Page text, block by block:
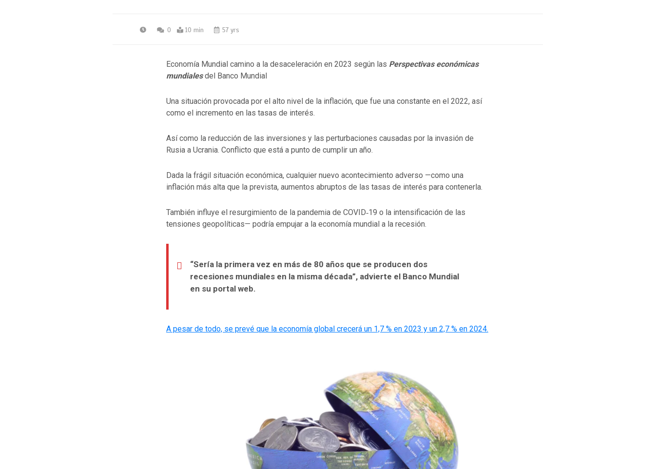
0 10 min 57 yrs
Economía Mundial camino a la desaceleración en 2023 según las Perspectivas económicas
mundialesdel Banco Mundial
Una situación provocada por el alto nivel de la inflación, que fue una constante en el 2022, así
como el incremento en las tasas de interés.
Así como la reducción de las inversiones y las perturbaciones causadas por la invasión de
Rusia a Ucrania. Conflicto que está a punto de cumplir un año.
Dada la frágil situación económica, cualquier nuevo acontecimiento adverso —como una
inflación más alta que la prevista, aumentos abruptos de las tasas de interés para contenerla.
También influye el resurgimiento de la pandemia de COVID‑19 o la intensificación de las
tensiones geopolíticas— podría empujar a la economía mundial a la recesión.
“Sería la primera vez en más de 80 años que se producen dos
recesiones mundiales en la misma década”, advierte el Banco Mundial
en su portal web.
A pesar de todo, se prevé que la economía global crecerá un 1,7 % en 2023 y un 2,7 % en 2024.